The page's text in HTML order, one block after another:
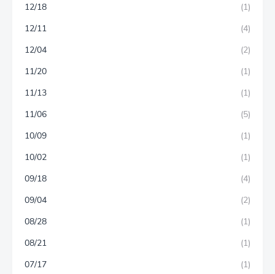
12/18
(1)
12/11
(4)
12/04
(2)
11/20
(1)
11/13
(1)
11/06
(5)
10/09
(1)
10/02
(1)
09/18
(4)
09/04
(2)
08/28
(1)
08/21
(1)
07/17
(1)